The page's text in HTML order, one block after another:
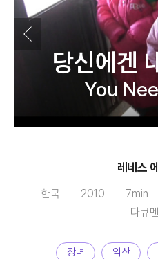
당신에겐
You
레네스
한국 2010 7min
다큐
장녀 익산